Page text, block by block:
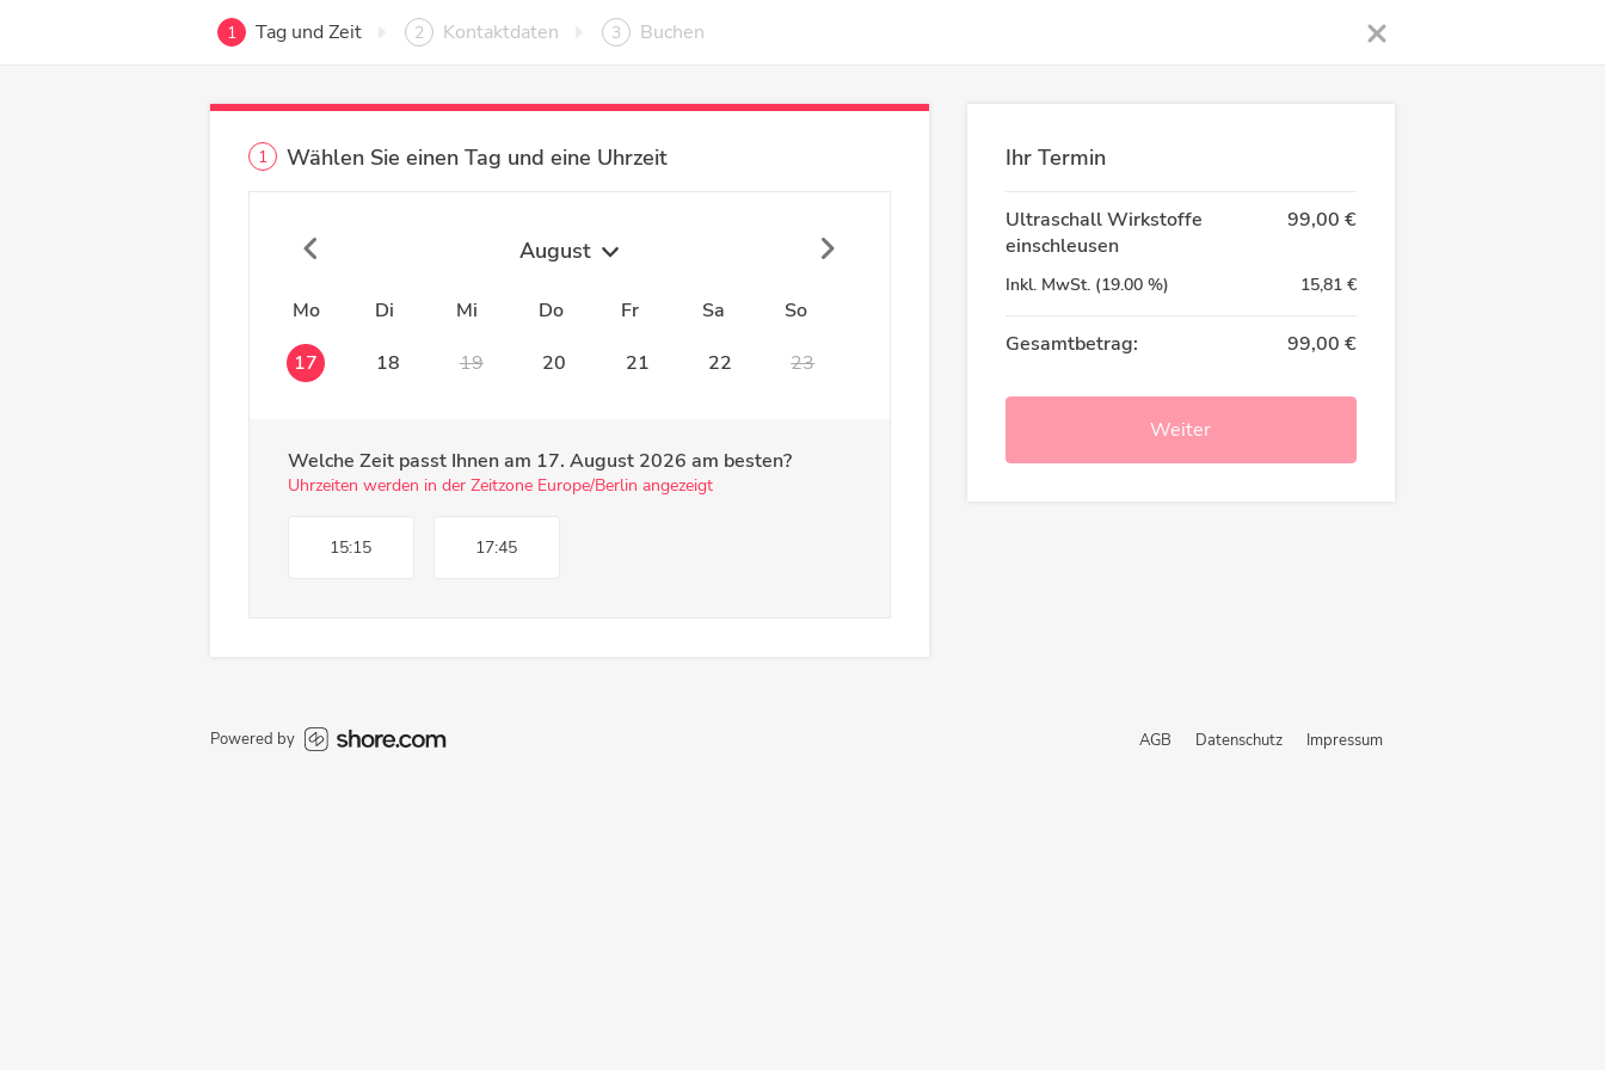
1 Tag und Zeit 2 Kontaktdaten 3 Buchen
1 Wählen Sie einen Tag und eine Uhrzeit
August
Mo Di Mi Do Fr Sa
So
17
18 19 20 21 22 23
Welche Zeit passt Ihnen am 17. August 2026 am besten?
Uhrzeiten werden in der Zeitzone Europe/Berlin angezeigt
15:15 17:45
Ihr Termin
Ultraschall Wirkstoffe
einschleusen
99,00 €
Inkl. MwSt.(19.00%) 15,81 €
Gesamtbetrag: 99,00 €
Weiter
Powered by AGB Datenschutz Impressum